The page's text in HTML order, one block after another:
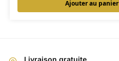
Ajouter au panier